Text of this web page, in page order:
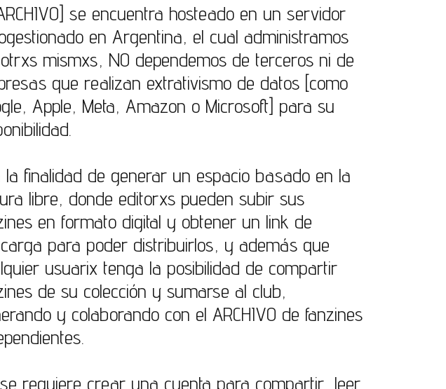
se encuentra hosteado en un servidor
en Argentina, el cual administramos
mismxs, NO dependemos de terceros ni de
que realizan extrativismo de datos [como
Apple, Meta, Amazon o Microsoft] para su
la finalidad de generar un espacio basado en la
libre, donde editorxs pueden subir sus
en formato digital y obtener un link de
para poder distribuirlos, y además que
usuarix tenga la posibilidad de compartir
de su colección y sumarse al club,
y colaborando con el ARCHIVO de fanzines
requiere crear una cuenta para compartir, leer